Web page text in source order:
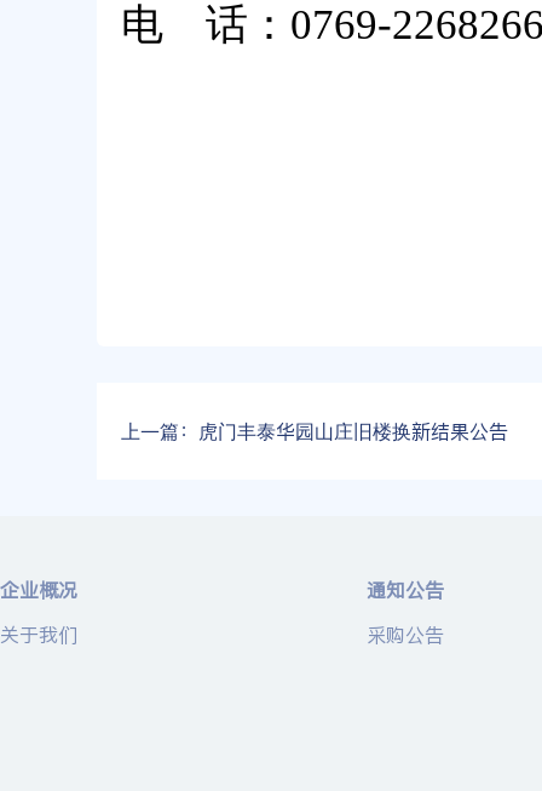
电 话：0769-
上一篇： 虎门丰泰华园山庄旧楼换新结果公告
企业概况
关于我们
通知公告
采购公告